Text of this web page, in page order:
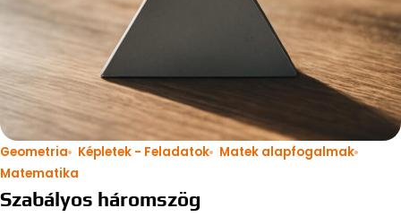
Geometria Képletek - Feladatok
Matek alapfogalmak
Matematika
Szabályos háromszög